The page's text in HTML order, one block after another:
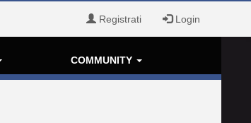
Registrati Login
COMMUNITY